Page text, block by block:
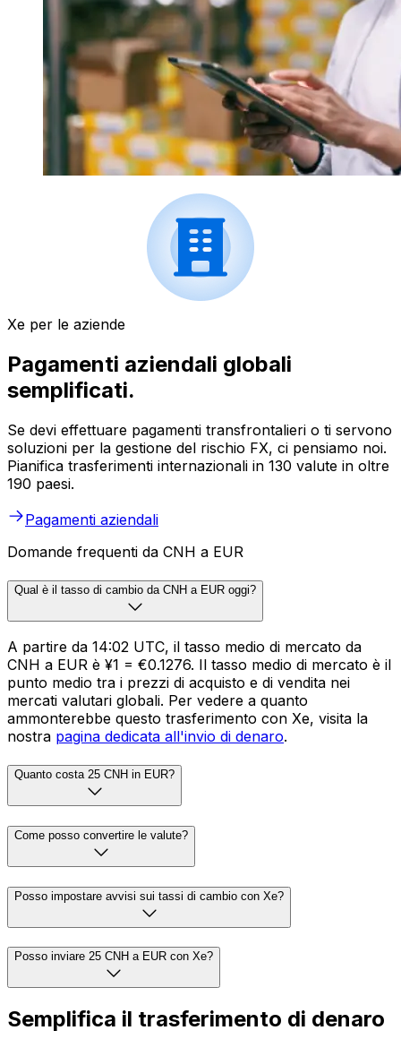
Xe per le aziende
Pagamenti aziendali globali
semplificati.
Se devi effettuare pagamenti transfrontalieri o ti servono
soluzioni per la gestione del rischio FX, ci pensiamo noi.
Pianifica trasferimenti internazionali in 130 valute in oltre
190 paesi.
Pagamenti aziendali
Domande frequenti da CNH a EUR
Qual è il tasso di cambio da CNH a EUR oggi?
A partire da 14:02 UTC, il tasso medio di mercato da
CNH a EUR è ¥1 = €0.1276. Il tasso medio di mercato è il
punto medio tra i prezzi di acquisto e di vendita nei
mercati valutari globali. Per vedere a quanto
ammonterebbe questo trasferimento con Xe, visita la
nostra pagina dedicata all'invio di denaro.
Quanto costa 25 CNH in EUR?
Come posso convertire le valute?
Posso impostare avvisi sui tassi di cambio con Xe?
Posso inviare 25 CNH a EUR con Xe?
Semplifica il trasferimento di denaro